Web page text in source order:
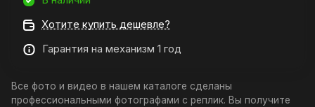
Хотите купить дешевле?
Гарантия на механизм 1 год
Все фото и видео в нашем каталоге сделаны
профессиональными фотографами с реплик. Вы получите